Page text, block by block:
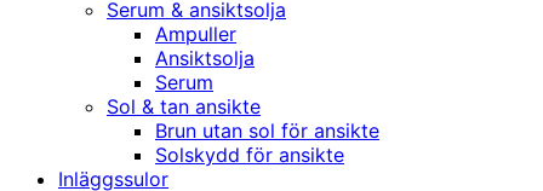
Serum & ansiktsolja
Ampuller
Ansiktsolja
Serum
Sol & tan ansikte
Brun utan sol för ansikte
Solskydd för ansikte
Inläggssulor